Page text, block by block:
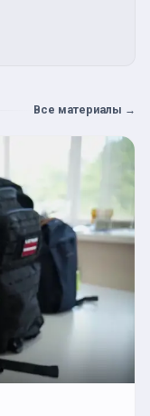
Все материалы →